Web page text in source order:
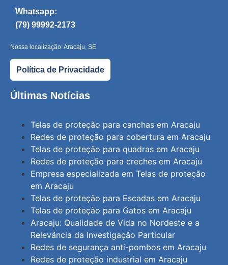
Whatsapp:
(79) 99992-2173
Nossa localização: Aracaju, SE
Política de Privacidade
Últimas Notícias
Telas de proteção para canchas em Aracaju
Redes de proteção para cobertura em Aracaju
Telas de proteção para quadras em Aracaju
Redes de proteção para creches em Aracaju
Empresa especializada em Telas de proteção
em Aracaju
Telas de proteção para Escadas em Aracaju
Telas de proteção para Gatos em Aracaju
Aracaju: Qualidade de Vida no Nordeste e a
Relevância da Investigação Particular
Redes de segurança anti-pombos em Aracaju
Redes de proteção industrial em Aracaju